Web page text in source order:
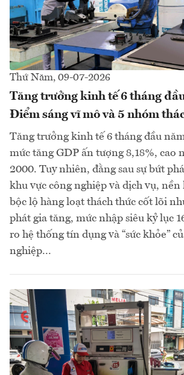
Thứ Năm, 09-07-2026
Tăng trưởng kinh tế 6 tháng
Điểm sáng vĩ mô và 5 nhóm
Tăng trưởng kinh tế 6 tháng đầu
mức tăng GDP ấn tượng 8,18%, cao
2000. Tuy nhiên, đằng sau sự bứt
khu vực công nghiệp và dịch vụ,
bộc lộ hàng loạt thách thức cốt lõi
phát gia tăng, mức nhập siêu kỷ lục
ro hệ thống tín dụng và “sức khỏe”
nghiệp...